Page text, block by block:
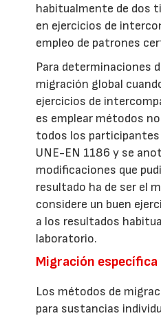
habitualmente de dos
en ejercicios de
empleo de patrones
Para determinaciones
migración global
ejercicios de
es emplear métodos
todos los participantes
UNE-EN 1186 y se
modificaciones que
resultado ha de ser el
considere un buen
a los resultados
laboratorio.
Migración específica
Los métodos de
para sustancias